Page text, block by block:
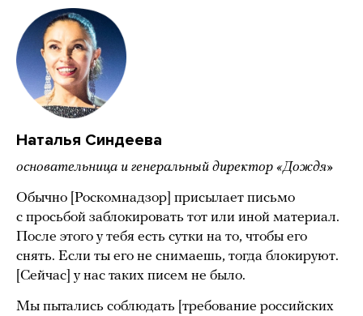
Наталья Синдеева
основательница и генеральный директор «Дождя»
Обычно [Роскомнадзор] присылает письмо
с просьбой заблокировать тот или иной материал.
После этого у тебя есть сутки на то, чтобы его
снять. Если ты его не снимаешь, тогда блокируют.
[Сейчас] у нас таких писем не было.
Мы пытались соблюдать [требование российских